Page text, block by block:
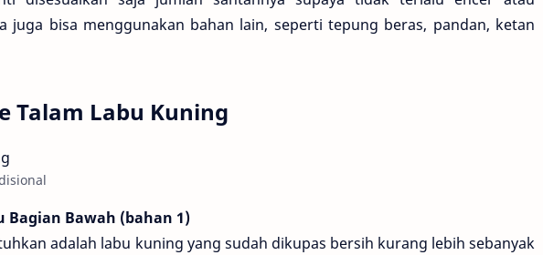
juga bisa menggunakan bahan lain, seperti tepung beras, pandan, ketan
Talam Labu Kuning
Bagian Bawah (bahan 1)
adalah labu kuning yang sudah dikupas bersih kurang lebih sebanyak